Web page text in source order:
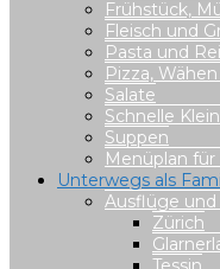
Frühstück,
Fleisch und
Pasta und
Pizza,
Salate
Schnelle
Suppen
Menüplan für
Unterwegs als
Ausflüge und
Zürich